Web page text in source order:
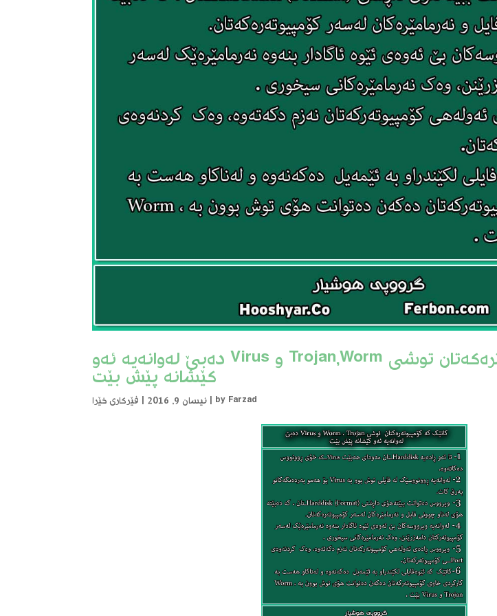
کاتێک کە کۆمپیوترەکەتان توشی Trojan,Worm و Virus دەبێ لەوانەیە ئەو
کێشانە پێش بێت
by Farzad
| نیسان 9, 2016 | فێرکاری خێرا